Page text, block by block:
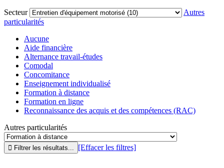
Secteur
Autres
particularités
Aucune
Aide financière
Alternance travail-études
Comodal
Concomitance
Enseignement individualisé
Formation à distance
Formation en ligne
Reconnaissance des acquis et des compétences (RAC)
Autres particularités
[Effacer les filtres]